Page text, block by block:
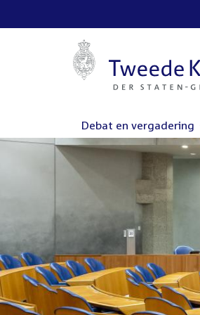
Debat en vergadering